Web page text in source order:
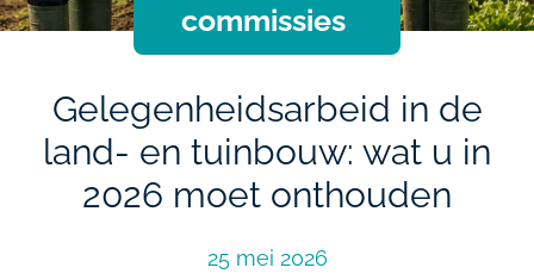
commissies
Gelegenheidsarbeid in de
land- en tuinbouw: wat u in
2026 moet onthouden
25 mei 2026